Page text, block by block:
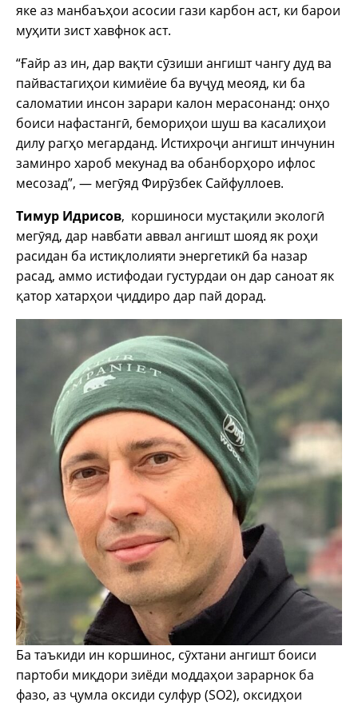
яке аз манбаъҳои асосии гази карбон аст, ки барои
муҳити зист хавфнок аст.
“Ғайр аз ин, дар вақти сӯзиши ангишт чангу дуд ва
пайвастагиҳои кимиёие ба вуҷуд меояд, ки ба
саломатии инсон зарари калон мерасонанд: онҳо
боиси нафастангӣ, бемориҳои шуш ва касалиҳои
дилу рагҳо мегарданд. Истихроҷи ангишт инчунин
заминро хароб мекунад ва обанборҳоро ифлос
месозад”, — мегӯяд Фирӯзбек Сайфуллоев.
Тимур Идрисов, коршиноси мустақили экологӣ
мегӯяд, дар навбати аввал ангишт шояд як роҳи
расидан ба истиқлолияти энергетикӣ ба назар
расад, аммо истифодаи густурдаи он дар саноат як
қатор хатарҳои ҷиддиро дар пай дорад.
Ба таъкиди ин коршинос, сӯхтани ангишт боиси
партоби миқдори зиёди моддаҳои зарарнок ба
фазо, аз ҷумла оксиди сулфур (SO2), оксидҳои